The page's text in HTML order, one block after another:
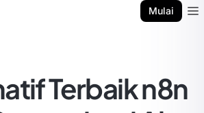
Mulai
Terbaik n8n